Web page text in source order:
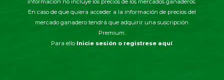
información no incluye los precios de los mercados ganaderos.
En caso de que quiera acceder a la información de precios del
mercado ganadero tendrá que adquirir una suscripción
Premium.
Para ello Inicie sesión o registrese aquí